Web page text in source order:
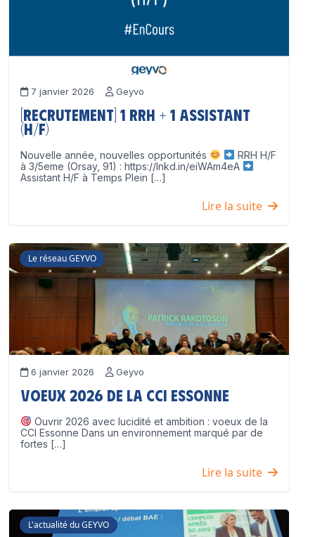
7 janvier 2026 Geyvo
[Recrutement] 1 RRH + 1 Assistant
(H/F)
Nouvelle année, nouvelles opportunités
RRH H/F
à 3/5eme (Orsay, 91) : https://lnkd.in/eiWAm4eA
Assistant H/F à Temps Plein […]
Lire la suite
Le réseau GEYVO
6 janvier 2026 Geyvo
Voeux 2026 de la CCI Essonne
Ouvrir 2026 avec lucidité et ambition : voeux de la
CCI Essonne Dans un environnement marqué par de
fortes […]
Lire la suite
L'actualité du GEYVO